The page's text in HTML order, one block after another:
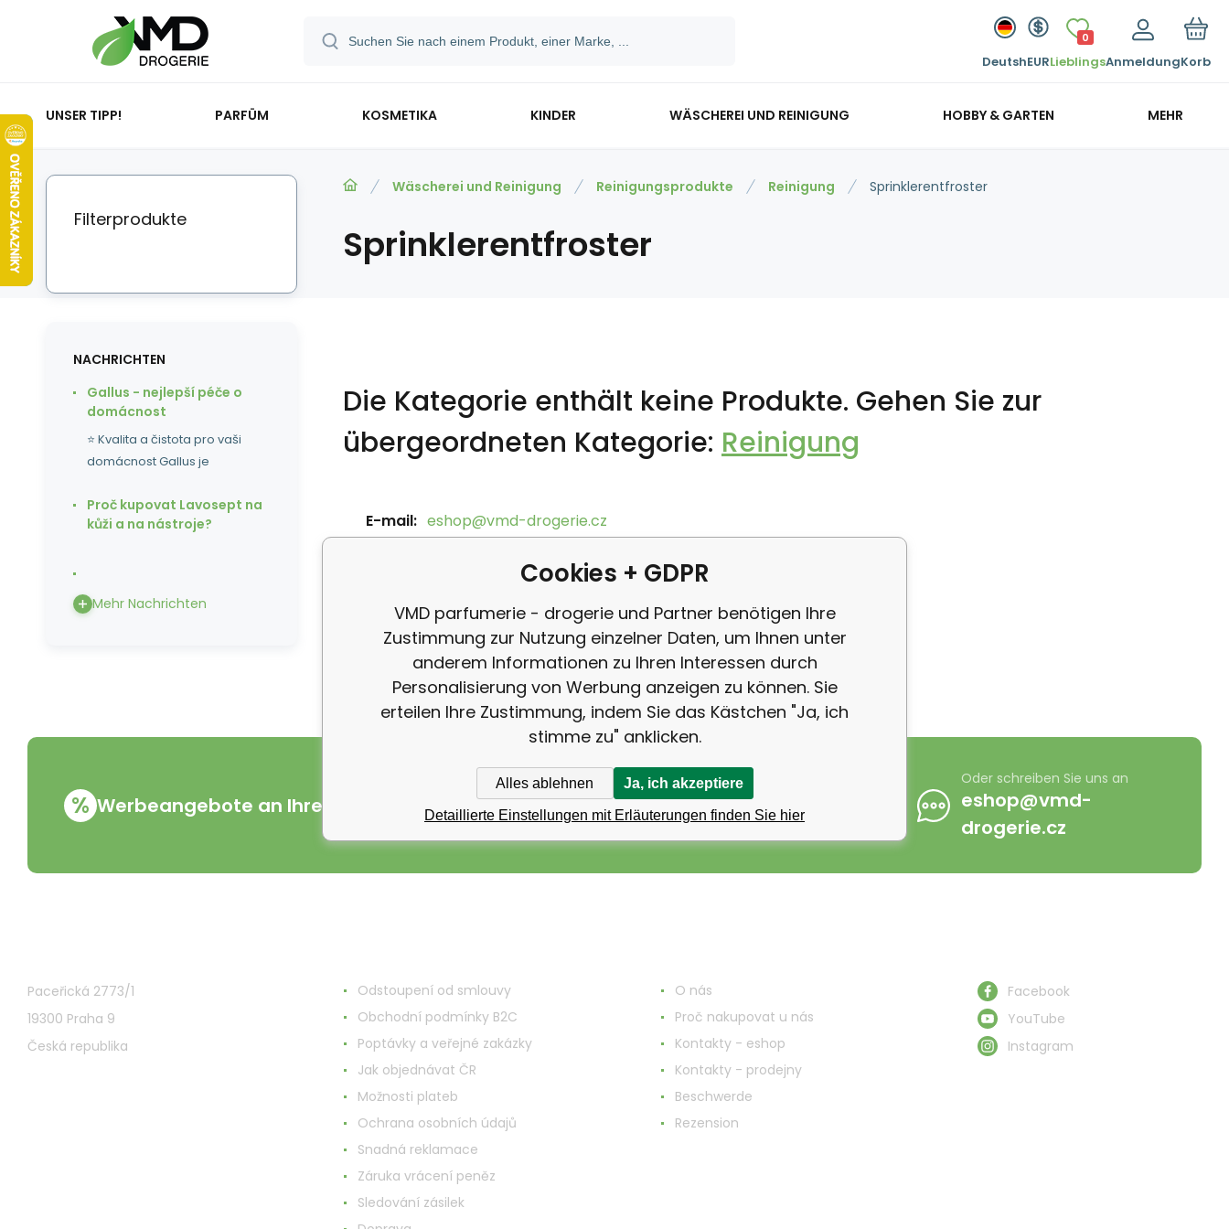
DeutshEUR
0
LieblingsAnmeldungKorb
UNSER TIPP! PARFÜM KOSMETIKA KINDER WÄSCHEREI UND REINIGUNG HOBBY & GARTEN MEHR
Wäscherei und Reinigung Reinigungsprodukte Reinigung Sprinklerentfroster
Sprinklerentfroster
Die Kategorie enthält keine Produkte. Gehen Sie zur
übergeordneten Kategorie: Reinigung
E-mail: eshop@vmd-drogerie.cz
Filterprodukte
NACHRICHTEN
Gallus - nejlepší péče o
domácnost
⭐ Kvalita a čistota pro vaši
domácnost Gallus je
Proč kupovat Lavosept na
kůži a na nástroje?
Mehr Nachrichten
% Werbeangebote an Ihre E-Mail
748
Oder schreiben Sie uns an
eshop@vmd-
drogerie.cz
Paceřická 2773/1
19300 Praha 9
Česká republika
Odstoupení od smlouvy
Obchodní podmínky B2C
Poptávky a veřejné zakázky
Jak objednávat ČR
Možnosti plateb
Ochrana osobních údajů
Snadná reklamace
Záruka vrácení peněz
Sledování zásilek
O nás
Proč nakupovat u nás
Kontakty - eshop
Kontakty - prodejny
Beschwerde
Rezension
Facebook
YouTube
Instagram
Cookies + GDPR
VMD parfumerie - drogerie und Partner benötigen Ihre
Zustimmung zur Nutzung einzelner Daten, um Ihnen unter
anderem Informationen zu Ihren Interessen durch
Personalisierung von Werbung anzeigen zu können. Sie
erteilen Ihre Zustimmung, indem Sie das Kästchen "Ja, ich
stimme zu" anklicken.
Alles ablehnen Ja, ich akzeptiere
Detaillierte Einstellungen mit Erläuterungen finden Sie hier